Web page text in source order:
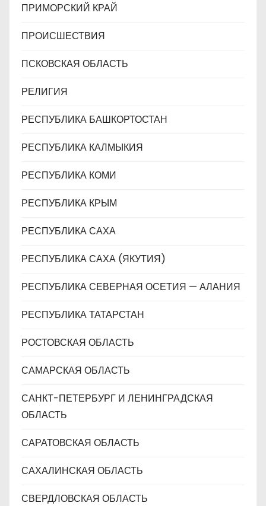
ПРИМОРСКИЙ КРАЙ
ПРОИСШЕСТВИЯ
ПСКОВСКАЯ ОБЛАСТЬ
РЕЛИГИЯ
РЕСПУБЛИКА БАШКОРТОСТАН
РЕСПУБЛИКА КАЛМЫКИЯ
РЕСПУБЛИКА КОМИ
РЕСПУБЛИКА КРЫМ
РЕСПУБЛИКА САХА
РЕСПУБЛИКА САХА (ЯКУТИЯ)
РЕСПУБЛИКА СЕВЕРНАЯ ОСЕТИЯ — АЛАНИЯ
РЕСПУБЛИКА ТАТАРСТАН
РОСТОВСКАЯ ОБЛАСТЬ
САМАРСКАЯ ОБЛАСТЬ
САНКТ-ПЕТЕРБУРГ И ЛЕНИНГРАДСКАЯ
ОБЛАСТЬ
САРАТОВСКАЯ ОБЛАСТЬ
САХАЛИНСКАЯ ОБЛАСТЬ
СВЕРДЛОВСКАЯ ОБЛАСТЬ